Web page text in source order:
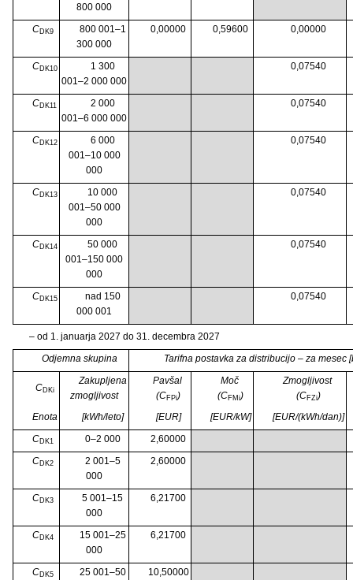
800 000
CDK9
800 001–1
300 000
0,00000 0,59600 0,00000
CDK10
1 300
001–2 000 000
0,07540
CDK11
2 000
001–6 000 000
0,07540
CDK12
6 000
001–10 000
000
0,07540
CDK13
10 000
001–50 000
000
0,07540
CDK14
50 000
001–150 000
000
0,07540
CDK15
nad 150
000 001
0,07540
– od 1. januarja 2027 do 31. decembra 2027
Odjemna skupina
Tarifna postavka za distribucijo – za mesec
CDKi
Zakupljena
zmogljivost
Pavšal
(CFPi)
Moč
(CFMi)
Zmogljivost
(CFZi)
Enota
[kWh/leto] [EUR] [EUR/kW]
[EUR/(kWh/dan)]
CDK1 0–2 000
2,60000
CDK2
2 001–5
000
2,60000
CDK3
5 001–15
000
6,21700
CDK4
15 001–25
000
6,21700
CDK5
25 001–50
10,50000